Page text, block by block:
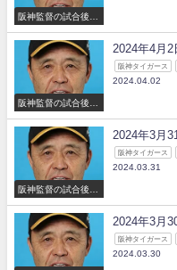
阪神監督の試合後の
コメント
阪神監督の試合後の
コメント
2024年4月
阪神タイガース
2024.04.02
阪神監督の試合後の
コメント
2024年3月
阪神タイガース
2024.03.31
2024年3月
阪神タイガース
2024.03.30